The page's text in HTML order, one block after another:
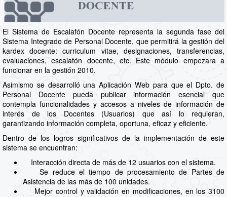
El Sistema de Escalafón Docente representa la segunda fase del
Sistema Integrado de Personal Docente, que permitirá la gestión del
kardex docente: curriculum vitae, designaciones, transferencias,
evaluaciones, escalafón docente, etc. Este módulo empezara a
funcionar en la gestión 2010.
Asimismo se desarrolló una Aplicación Web para que el Dpto. de
Personal Docente pueda publicar información esencial que
contempla funcionalidades y accesos a niveles de información de
interés de los Docentes (Usuarios) que así lo requieran,
garantizando información completa, oportuna, eficaz y eficiente.
Dentro de los logros significativos de la implementación de este
sistema se encuentran:
Interacción directa de más de 12 usuarios con el sistema.
Se reduce el tiempo de procesamiento de Partes de
Asistencia de las más de 100 unidades.
Mejor control y validación en modificaciones, en los 3100